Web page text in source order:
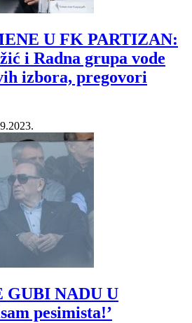
U FK PARTIZAN:
i Radna grupa vode
izbora, pregovori
GUBI NADU U
pesimista!’